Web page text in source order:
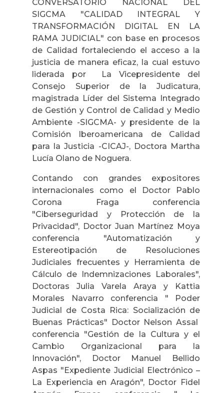
CONVERSATORIO NACIONAL DEL
SIGCMA "CALIDAD INTEGRAL Y
TRANSFORMACIÓN DIGITAL EN LA
RAMA JUDICIAL" con base en procesos
de Calidad fortaleciendo el acceso a la
justicia de manera eficaz, la cual estuvo
liderada por La Vicepresidente del
Consejo Superior de la Judicatura,
magistrada Líder del Sistema Integrado
de Gestión y Control de Calidad y Medio
Ambiente -SIGCMA- y presidente de la
Comisión Iberoamericana de Calidad
para la Justicia -CICAJ-, Doctora Martha
Lucía Olano de Noguera.
Contando con grandes expositores
internacionales como el Doctor Pablo
Corona Fraga conferencia
"Ciberseguridad y Protección de la
Privacidad", Doctor Juan Martínez Moya
conferencia "Automatización y
Estereotipación de Resoluciones
Judiciales frecuentes y Herramienta de
Cálculo de Indemnizaciones Laborales",
Doctoras Julia Varela Araya y Kattia
Morales Navarro conferencia " Poder
Judicial de Costa Rica: Socialización de
Buenas Prácticas" Doctor Nelson Assal
conferencia "Gestión de la Cultura y el
Cambio Organizacional para la
Innovación", Doctor Manuel Bellido
Aspas "Expediente Judicial Electrónico –
La Experiencia en Aragón", Doctor Fidel